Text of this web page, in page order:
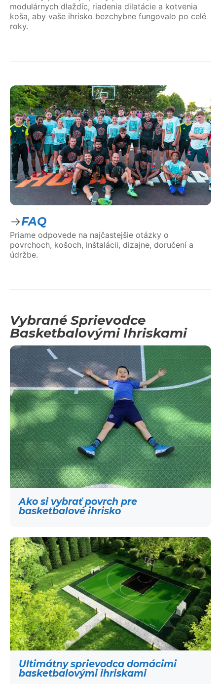
modulárnych dlaždíc, riadenia dilatácie a kotvenia
koša, aby vaše ihrisko bezchybne fungovalo po celé
roky.
FAQ
Priame odpovede na najčastejšie otázky o
povrchoch, košoch, inštalácii, dizajne, doručení a
údržbe.
Vybrané Sprievodce
Basketbalovými Ihriskami
Ako si vybrať povrch pre
basketbalové ihrisko
Ultimátny sprievodca domácimi
basketbalovými ihriskami